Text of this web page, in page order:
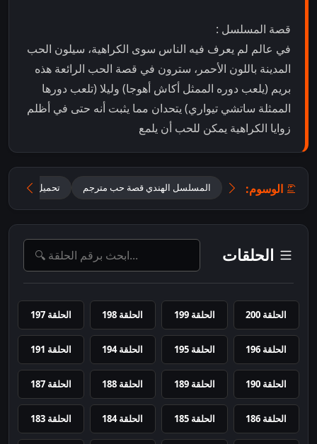
قصة المسلسل :
في عالم لم يعرف فيه الناس سوى الكراهية، سيلون الحب
المدينة باللون الأحمر، سترون في قصة الحب الرائعة هذه
بريم (يلعب دوره الممثل أكاش أهوجا) وليلا (تلعب دورها
الممثلة ساتشي تيواري) يتحدان مما يثبت أنه حتى في أظلم
زوايا الكراهية يمكن للحب أن يلمع
الوسوم: المسلسل الهندي قصة حب مترجم تحميل مسلسل Prem Leela مترجم
الحلقات
الحلقة 200 الحلقة 199 الحلقة 198 الحلقة 197
الحلقة 196 الحلقة 195 الحلقة 194 الحلقة 191
الحلقة 190 الحلقة 189 الحلقة 188 الحلقة 187
الحلقة 186 الحلقة 185 الحلقة 184 الحلقة 183